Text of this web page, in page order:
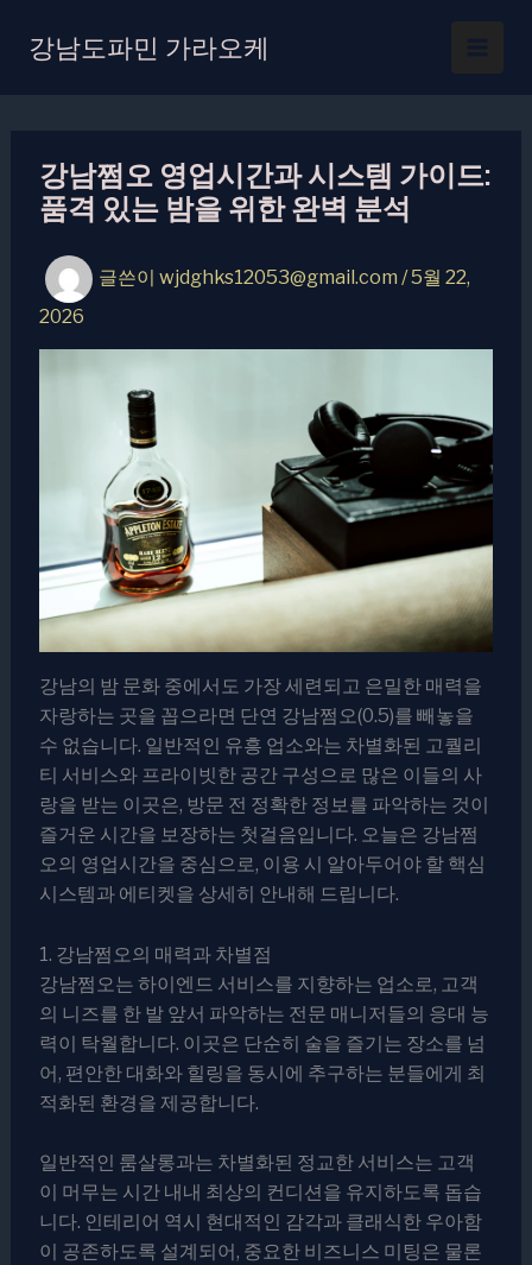
강남도파민 가라오케
강남쩜오 영업시간과 시스템 가이드:
품격 있는 밤을 위한 완벽 분석
글쓴이 wjdghks12053@gmail.com /5월 22,
2026
강남의 밤 문화 중에서도 가장 세련되고 은밀한 매력을
자랑하는 곳을 꼽으라면 단연 강남쩜오(0.5)를 빼놓을
수 없습니다. 일반적인 유흥 업소와는 차별화된 고퀄리
티 서비스와 프라이빗한 공간 구성으로 많은 이들의 사
랑을 받는 이곳은, 방문 전 정확한 정보를 파악하는 것이
즐거운 시간을 보장하는 첫걸음입니다. 오늘은 강남쩜
오의 영업시간을 중심으로, 이용 시 알아두어야 할 핵심
시스템과 에티켓을 상세히 안내해 드립니다.
1. 강남쩜오의 매력과 차별점
강남쩜오는 하이엔드 서비스를 지향하는 업소로, 고객
의 니즈를 한 발 앞서 파악하는 전문 매니저들의 응대 능
력이 탁월합니다. 이곳은 단순히 술을 즐기는 장소를 넘
어, 편안한 대화와 힐링을 동시에 추구하는 분들에게 최
적화된 환경을 제공합니다.
일반적인 룸살롱과는 차별화된 정교한 서비스는 고객
이 머무는 시간 내내 최상의 컨디션을 유지하도록 돕습
니다. 인테리어 역시 현대적인 감각과 클래식한 우아함
이 공존하도록 설계되어, 중요한 비즈니스 미팅은 물론